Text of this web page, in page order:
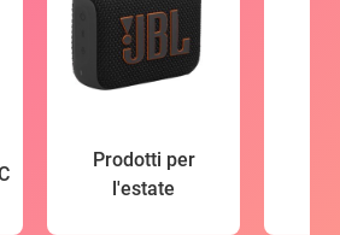
Prodotti per
l'estate